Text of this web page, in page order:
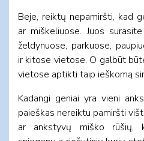
Beje, reiktų nepamiršti, kad
ar miškeliuose. Juos
želdynuose, parkuose,
ir kitose vietose. O galbūt
vietose aptikti taip ieškomą
Kadangi geniai yra vieni
paieškas nereiktu pamiršti
ar ankstyvų miško rūšių,